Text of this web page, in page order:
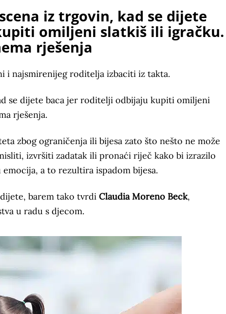
iz trgovin, kad se dijete
omiljeni slatkiš ili igračku.
rješenja
i najsmirenijeg roditelja izbaciti iz takta.
se dijete baca jer roditelji odbijaju kupiti omiljeni
rješenja.
zbog ograničenja ili bijesa zato što nešto ne može
izvršiti zadatak ili pronaći riječ kako bi izrazilo
a to rezultira ispadom bijesa.
barem tako tvrdi Claudia Moreno Beck,
u radu s djecom.